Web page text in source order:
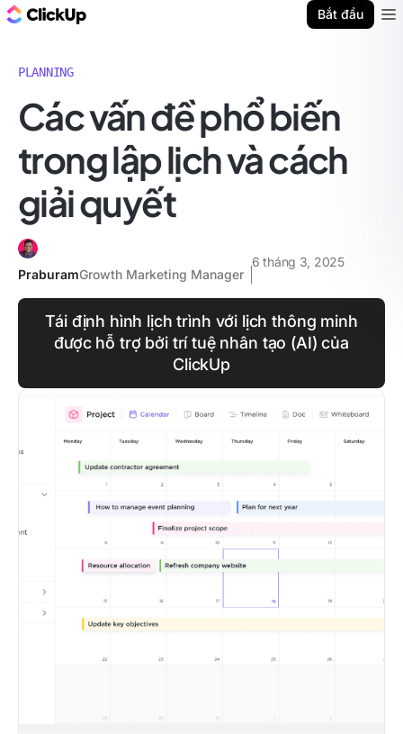
Bắt đầu
PLANNING
Các vấn đề phổ biến
trong lập lịch và cách
giải quyết
PraburamGrowth Marketing Manager
6 tháng 3, 2025
Tái định hình lịch trình với lịch thông minh
được hỗ trợ bởi trí tuệ nhân tạo (AI) của
ClickUp